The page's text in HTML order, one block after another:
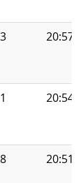
20:57
20:54
20:51